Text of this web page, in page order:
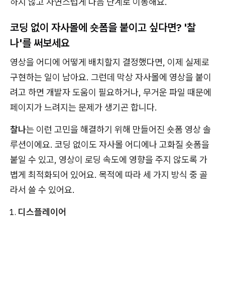
코딩 없이 자사몰에 숏폼을 붙이고 싶다면? '찰
나'를 써보세요
영상을 어디에 어떻게 배치할지 결정했다면, 이제 실제로
구현하는 일이 남아요. 그런데 막상 자사몰에 영상을 붙이
려고 하면 개발자 도움이 필요하거나, 무거운 파일 때문에
페이지가 느려지는 문제가 생기곤 합니다.
찰나는 이런 고민을 해결하기 위해 만들어진 숏폼 영상 솔
루션이에요. 코딩 없이도 자사몰 어디에나 고화질 숏폼을
붙일 수 있고, 영상이 로딩 속도에 영향을 주지 않도록 가
볍게 최적화되어 있어요. 목적에 따라 세 가지 방식 중 골
라서 쓸 수 있어요.
디스플레이어